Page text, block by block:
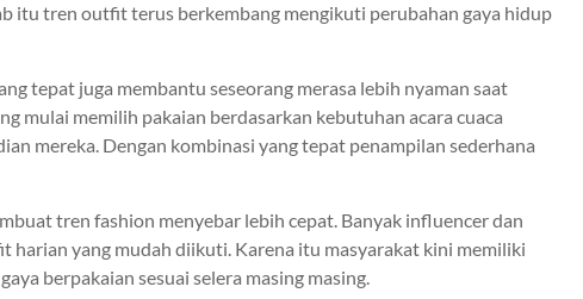
itu tren outfit terus berkembang mengikuti perubahan gaya hidup
tepat juga membantu seseorang merasa lebih nyaman saat
mulai memilih pakaian berdasarkan kebutuhan acara cuaca
mereka. Dengan kombinasi yang tepat penampilan sederhana
tren fashion menyebar lebih cepat. Banyak influencer dan
harian yang mudah diikuti. Karena itu masyarakat kini memiliki
berpakaian sesuai selera masing masing.